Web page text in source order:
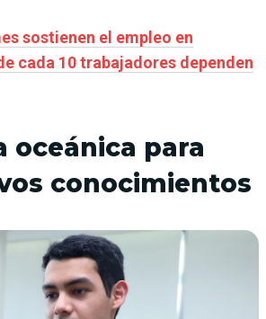
sostienen el empleo en
cada 10 trabajadores dependen
oceánica para
conocimientos